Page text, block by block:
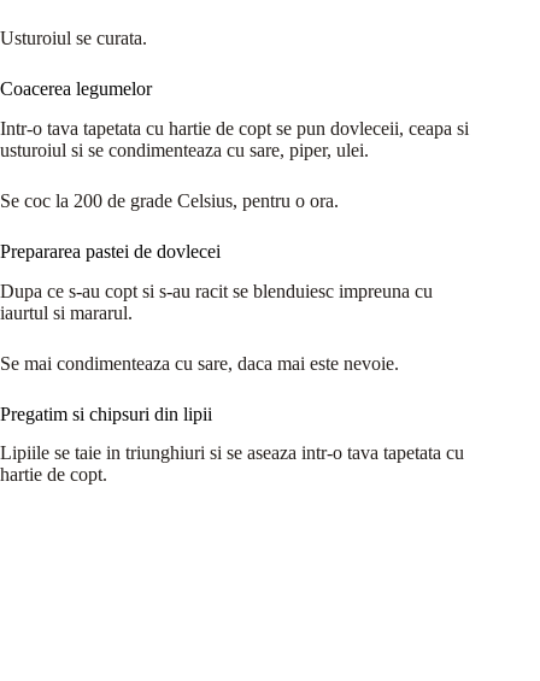
Usturoiul se curata.
Coacerea legumelor
Intr-o tava tapetata cu hartie de copt se pun dovleceii, ceapa si
usturoiul si se condimenteaza cu sare, piper, ulei.
Se coc la 200 de grade Celsius, pentru o ora.
Prepararea pastei de dovlecei
Dupa ce s-au copt si s-au racit se blenduiesc impreuna cu
iaurtul si mararul.
Se mai condimenteaza cu sare, daca mai este nevoie.
Pregatim si chipsuri din lipii
Lipiile se taie in triunghiuri si se aseaza intr-o tava tapetata cu
hartie de copt.